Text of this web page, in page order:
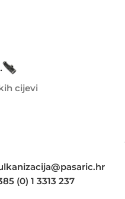
cijevi
(0) 1 3313 237